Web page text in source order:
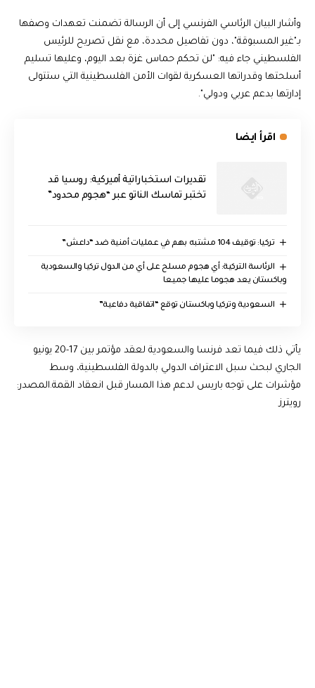
وأشار البيان الرئاسي الفرنسي إلى أن الرسالة تضمنت تعهدات وصفها
بـ"غير المسبوقة"، دون تفاصيل محددة، مع نقل تصريح للرئيس
الفلسطيني جاء فيه: "لن تحكم حماس غزة بعد اليوم، وعليها تسليم
أسلحتها وقدراتها العسكرية لقوات الأمن الفلسطينية التي ستتولى
إدارتها بدعم عربي ودولي".
اقرأ ايضا
تقديرات استخباراتية أميركية: روسيا قد
تختبر تماسك الناتو عبر “هجوم محدود”
تركيا: توقيف 104 مشتبه بهم في عمليات أمنية ضد “داعش”
الرئاسة التركية: أي هجوم مسلح على أي من الدول تركيا والسعودية
وباكستان يعد هجوما عليها جميعا
السعودية وتركيا وباكستان توقع “اتفاقية دفاعية”
يأتي ذلك فيما تعد فرنسا والسعودية لعقد مؤتمر بين 17-20 يونيو
الجاري لبحث سبل الاعتراف الدولي بالدولة الفلسطينية، وسط
مؤشرات على توجه باريس لدعم هذا المسار قبل انعقاد القمة. المصدر:
رويترز